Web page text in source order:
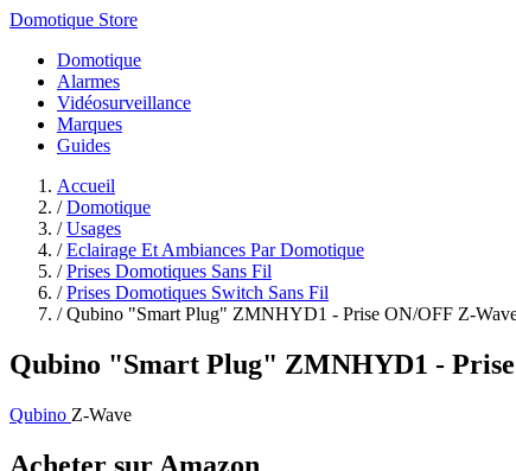
Domotique Store
Domotique
Alarmes
Vidéosurveillance
Marques
Guides
Accueil
/ Domotique
/ Usages
/ Eclairage Et Ambiances Par Domotique
/ Prises Domotiques Sans Fil
/ Prises Domotiques Switch Sans Fil
/ Qubino "Smart Plug" ZMNHYD1 - Prise ON/OFF Z-
Qubino "Smart Plug" ZMNHYD1 - Prise
Qubino Z-Wave
Acheter sur Amazon